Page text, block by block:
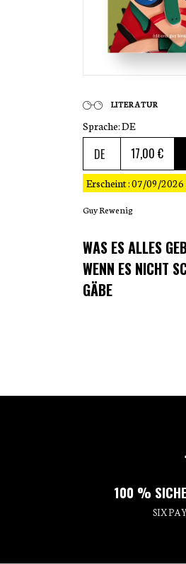
LITERATUR
Sprache:DE
17,00 €
Erscheint : 07/09/2026
Guy Rewenig
WAS ES ALLES
WENN ES NICHT
GÄBE
100 %
SIX